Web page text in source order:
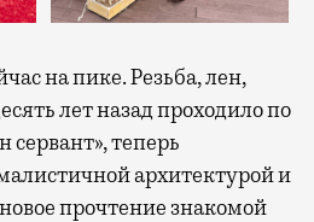
на пике. Резьба, лен,
лет назад проходило по
теперь
архитектурой и
прочтение знакомой